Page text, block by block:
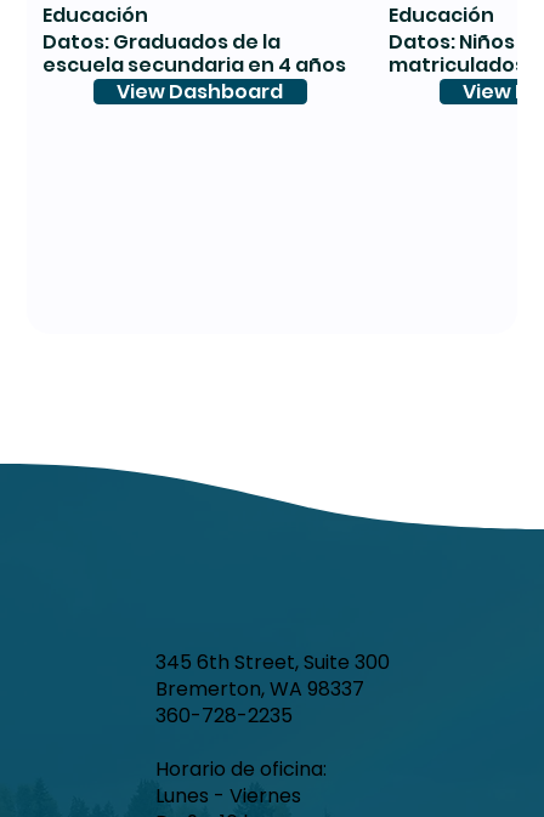
Educación
Datos: Graduados de la
escuela secundaria en 4 años
View Dashboard
Educación
Datos: Niños
matriculados
View
345 6th Street, Suite 300
Bremerton, WA 98337
360-728-2235
Horario de oficina:
Lunes - Viernes